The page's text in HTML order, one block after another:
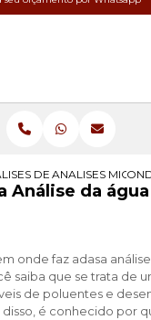
DE AGUA
ANALISES
Análise da
onde faz adasa
saiba que se trata de
de poluentes e
é conhecido por